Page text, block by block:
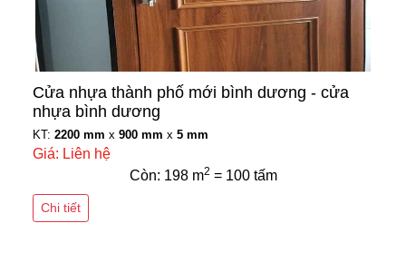
Cửa nhựa thành phố mới bình dương - cửa
nhựa bình dương
KT: 2200 mm x 900 mm x 5 mm
Giá: Liên hệ
Còn: 198 m2 = 100 tấm
Chi tiết